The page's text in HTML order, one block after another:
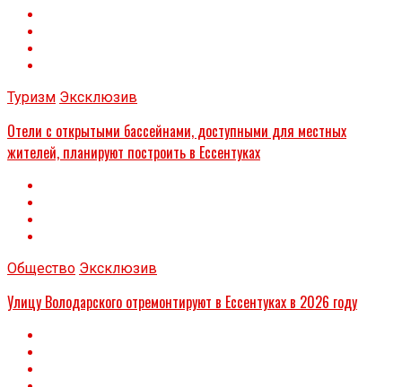
Туризм Эксклюзив
Отели с открытыми бассейнами, доступными для местных
жителей, планируют построить в Ессентуках
Общество Эксклюзив
Улицу Володарского отремонтируют в Ессентуках в 2026 году